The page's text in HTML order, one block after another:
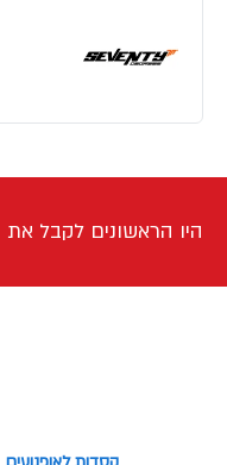
היו הראשונים לקבל